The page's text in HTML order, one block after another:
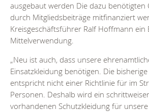
ausgebaut werden Die dazu benötigten
durch Mitgliedsbeiträge mitfinanziert
Kreisgeschäftsführer Ralf Hoffmann ein
Mittelverwendung.
„Neu ist auch, dass unsere
Einsatzkleidung benötigen. Die
entspricht nicht einer Richtlinie für im
Personen. Deshalb wird ein
vorhandenen Schutzkleidung für